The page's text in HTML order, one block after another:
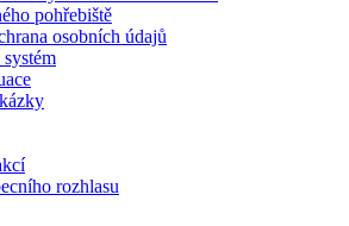
pohřebiště
osobních údajů
rozhlasu